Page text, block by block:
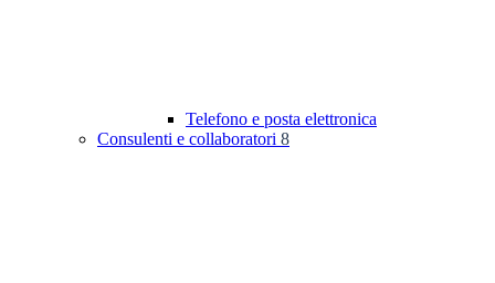
Telefono e posta elettronica
Consulenti e collaboratori 8